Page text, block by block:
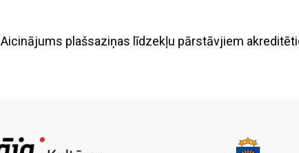
Aicinājums plašsaziņas līdzekļu pārstāvjiem